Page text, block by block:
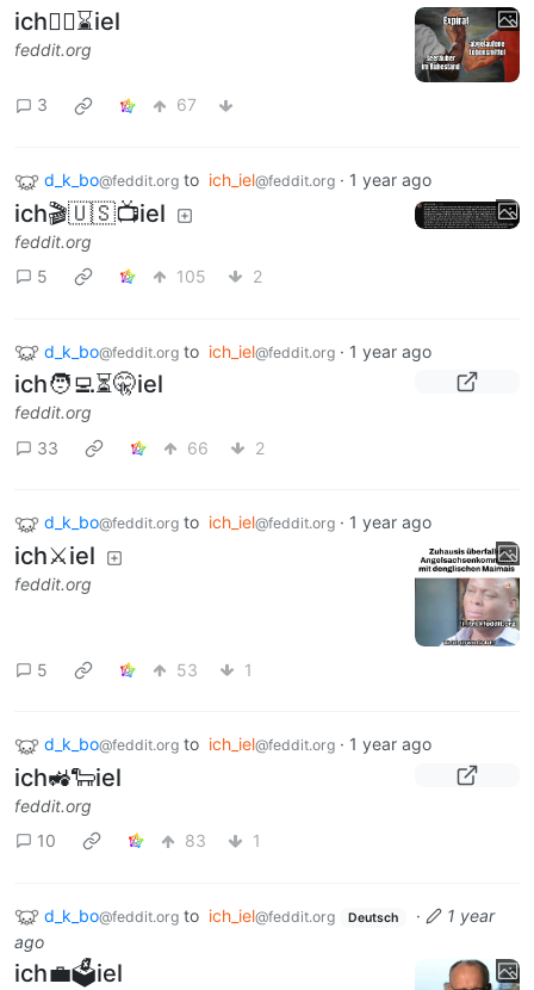
ich🏴‍☠️⌛iel
feddit.org
3 67
d_k_bo@feddit.org to ich_iel@feddit.org · 1 year ago
ich🎬🇺🇸📺iel
feddit.org
5
105 2
d_k_bo@feddit.org to ich_iel@feddit.org · 1 year ago
ich🧑‍💻⏳🤫iel
feddit.org
33
66 2
d_k_bo@feddit.org to ich_iel@feddit.org · 1 year ago
ich⚔️iel
feddit.org
5 53 1
d_k_bo@feddit.org to ich_iel@feddit.org · 1 year ago
ich🚜🐑iel
feddit.org
10
83 1
d_k_bo@feddit.org to ich_iel@feddit.org Deutsch ·
1 year
ago
ich💼🗳️iel